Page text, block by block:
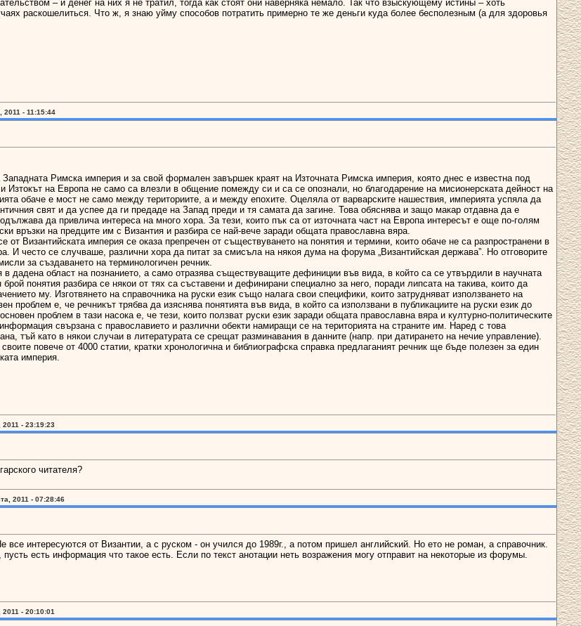
– и денег на них я не тратил, тогда как стоят они наверняка немало. Так что взыскующему истины – хоть
раскошелиться. Что ж, я знаю уйму способов потратить примерно те же деньги куда более бесполезным (а для здоровья
2011 - 11:15:44
Римска империя и за свой формален завършек краят на Източната Римска империя, която днес е известна под
Изтокът на Европа не само са влезли в общение помежду си и са се опознали, но благодарение на мисионерската дейност на
обаче е мост не само между териториите, а и между епохите. Оцеляла от варварските нашествия, империята успяла да
свят и да успее да ги предаде на Запад преди и тя самата да загине. Това обяснява и защо макар отдавна да е
да привлича интереса на много хора. За тези, които пък са от източната част на Европа интересът е още по-голям
връзки на предците им с Византия и разбира се най-вече заради общата православна вяра.
от Византийската империя се оказа препречен от съществуването на понятия и термини, които обаче не са разпространени в
И често се случваше, различни хора да питат за смисъла на някоя дума на форума „Византийская держава”. Но отговорите
за създаването на терминологичен речник.
в дадена област на познанието, а само отразява съществуващите дефиниции във вида, в който са се утвърдили в научната
понятия разбира се някои от тях са съставени и дефинирани специално за него, поради липсата на такива, които да
му. Изготвянето на справочника на руски език също налага свои специфики, които затрудняват използването на
проблем е, че речникът трябва да изяснява понятията във вида, в който са използвани в публикациите на руски език до
проблем в тази насока е, че тези, които ползват руски език заради общата православна вяра и културно-политическите
свързана с православието и различни обекти намиращи се на територията на страните им. Наред с това
тъй като в някои случаи в литературата се срещат разминавания в данните (напр. при датирането на нечие управление).
повече от 4000 статии, кратки хронологична и библиографска справка предлаганият речник ще бъде полезен за един
империя.
2011 - 23:19:23
читателя?
2011 - 07:28:46
интересуются от Византии, а с руском - он учился до 1989г., а потом пришел английский. Но ето не роман, а справочник.
есть информация что такое есть. Если по текст анотации неть возражения могу отправит на некоторые из форумы.
2011 - 20:10:01